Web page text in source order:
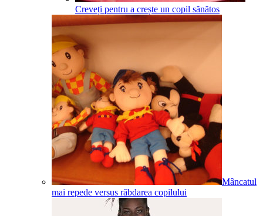
Creveți pentru a crește un copil sănătos
Mâncatul
mai repede versus răbdarea copilului